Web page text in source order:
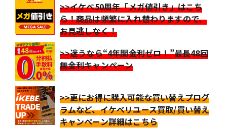
>>イケベ50周年「メガ値引き」はこち
ら！商品は頻繁に入れ替わりますので、
お見逃しなく！
>>迷うなら“4年間金利ゼロ！”最長48回
無金利キャンペーン
>>更にお得に購入可能な買い替えプログ
ラムなど、イケベリユース買取/買い替え
キャンペーン詳細はこちら